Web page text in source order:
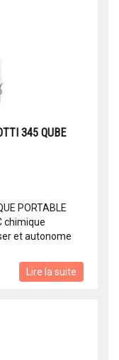
345 QUBE
PORTABLE
chimique
et autonome
Lire la suite